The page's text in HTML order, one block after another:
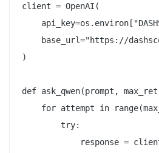
client = OpenAI(
base_url="https://
)
def ask_qwen(prompt,
for attempt in
        try:
response =